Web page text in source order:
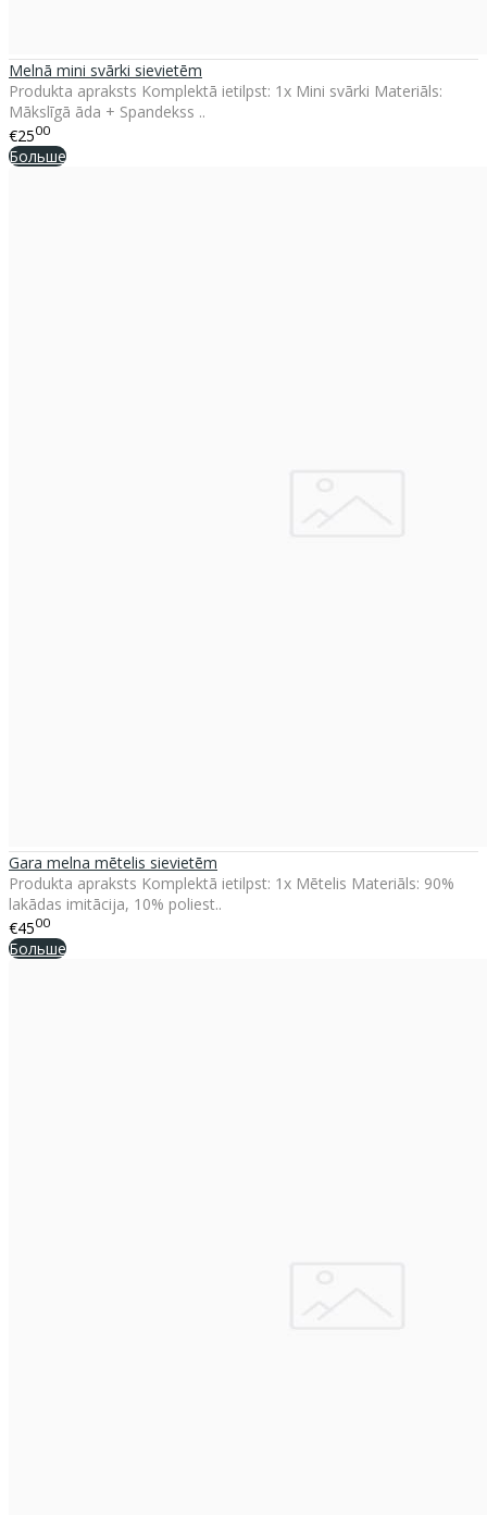
Melnā mini svārki sievietēm
Produkta apraksts Komplektā ietilpst: 1x Mini svārki Materiāls:
Mākslīgā āda + Spandekss ..
€2500
Больше
Gara melna mētelis sievietēm
Produkta apraksts Komplektā ietilpst: 1x Mētelis Materiāls: 90%
lakādas imitācija, 10% poliest..
€4500
Больше